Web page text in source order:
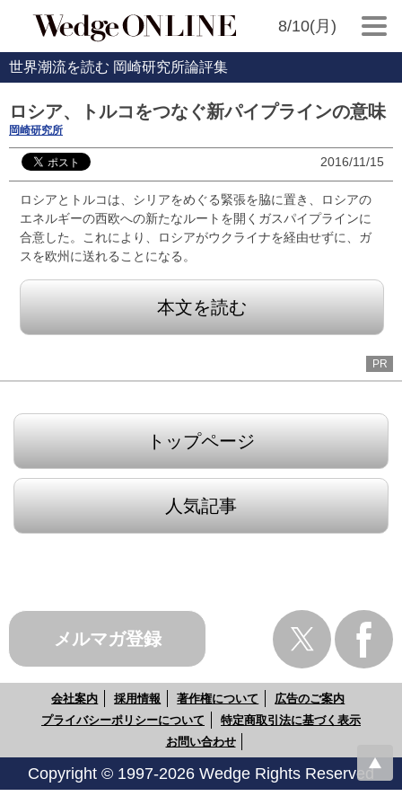
8/10(月)
世界潮流を読む 岡崎研究所論評集
ロシア、トルコをつなぐ新パイプラインの意味
岡崎研究所
2016/11/15
ロシアとトルコは、シリアをめぐる緊張を脇に置き、ロシアの
エネルギーの西欧への新たなルートを開くガスパイプラインに
合意した。これにより、ロシアがウクライナを経由せずに、ガ
スを欧州に送れることになる。
本文を読む
PR
トップページ
人気記事
メルマガ登録
会社案内 採用情報 著作権について
広告のご案内
プライバシーポリシーについて
特定商取引法に基づく表示
お問い合わせ
Copyright © 1997-2026 Wedge Rights Reserved